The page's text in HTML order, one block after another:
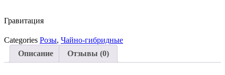
Гравитация
Categories Розы, Чайно-гибридные
Описание
Отзывы (0)